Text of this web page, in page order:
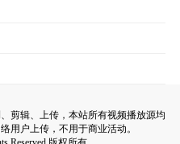
剪辑、上传，本站所有视频播放源均
用户上传，不用于商业活动。